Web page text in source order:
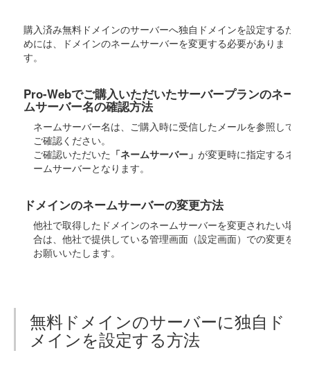
購入済み無料ドメインのサーバーへ独自ドメインを設定するた
めには、ドメインのネームサーバーを変更する必要がありま
す。
Pro-Webでご購入いただいたサーバープランのネー
ムサーバー名の確認方法
ネームサーバー名は、ご購入時に受信したメールを参照して
ご確認ください。
ご確認いただいた 「ネームサーバー」 が変更時に指定するネ
ームサーバーとなります。
ドメインのネームサーバーの変更方法
他社で取得したドメインのネームサーバーを変更されたい場
合は、他社で提供している管理画面（設定画面）での変更を
お願いいたします。
無料ドメインのサーバーに独自ド
メインを設定する方法